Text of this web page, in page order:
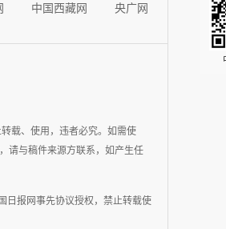
中国西藏网
央广网
载、使用，违者必究。如需使
请与稿件来源方联系，如产生任
日报网事先协议授权，禁止转载使